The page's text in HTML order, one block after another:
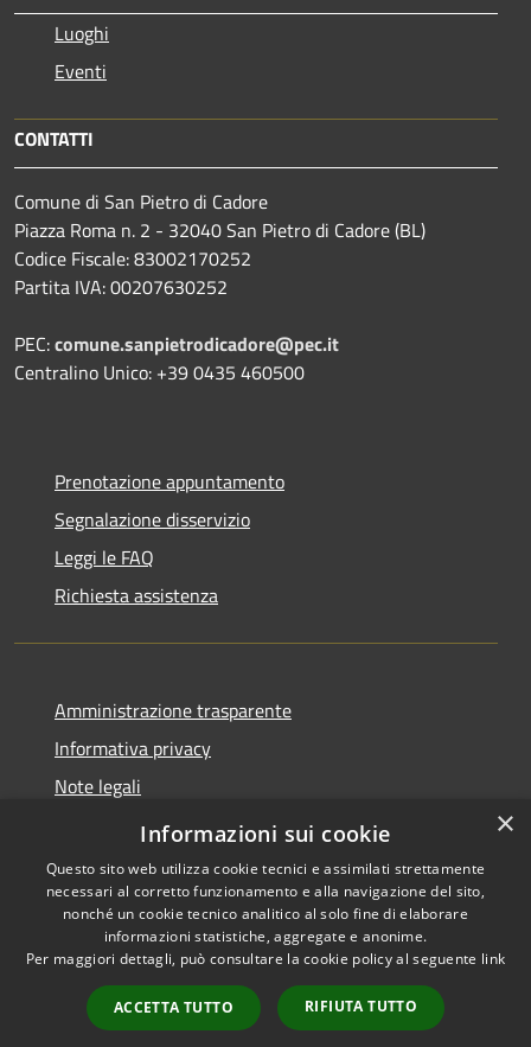
Luoghi
Eventi
CONTATTI
Comune di San Pietro di Cadore
Piazza Roma n. 2 - 32040 San Pietro di Cadore (BL)
Codice Fiscale: 83002170252
Partita IVA: 00207630252
PEC:comune.sanpietrodicadore@pec.it
Centralino Unico: +39 0435 460500
Prenotazione appuntamento
Segnalazione disservizio
Leggi le FAQ
Richiesta assistenza
Amministrazione trasparente
Informativa privacy
Note legali
Dichiarazione di accessibilità
Accessibilità
Copyright © 2026 • Comune di
San Pietro di Cadore • Powered
byMunicipium
Accesso
redazione
×
Informazioni sui cookie
Questo sito web utilizza cookie tecnici e assimilati strettamente
necessari al corretto funzionamento e alla navigazione del sito,
nonché un cookie tecnico analitico al solo fine di elaborare
informazioni statistiche, aggregate e anonime.
Per maggiori dettagli, può consultare la cookie policy al seguente link
ACCETTA TUTTO RIFIUTA TUTTO